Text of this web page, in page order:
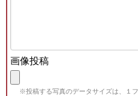
画像投稿
※投稿する写真のデータサイズは、１